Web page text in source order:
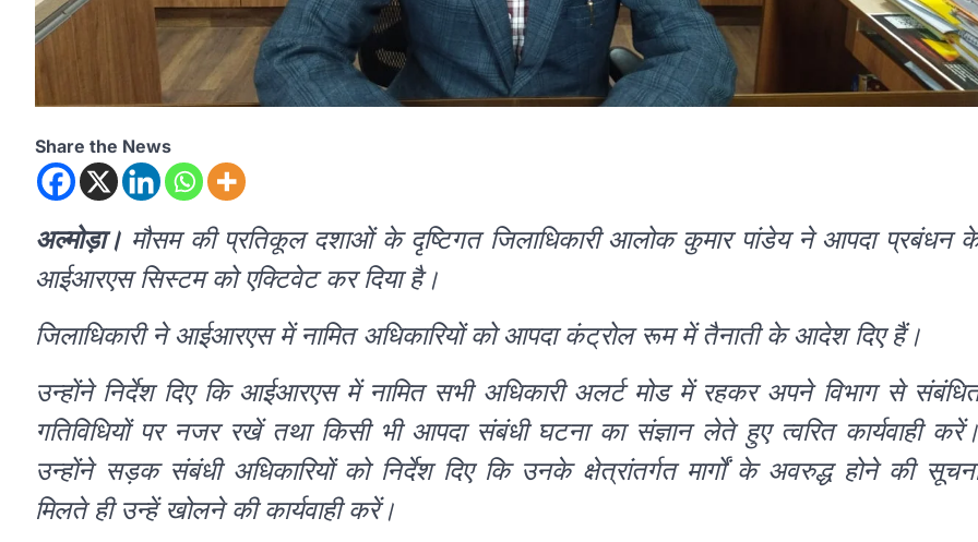
Share the News
अल्मोड़ा। मौसम की प्रतिकूल दशाओं के दृष्टिगत जिलाधिकारी आलोक कुमार पांडेय ने आपदा प्रबंधन
आईआरएस सिस्टम को एक्टिवेट कर दिया है।
जिलाधिकारी ने आईआरएस में नामित अधिकारियों को आपदा कंट्रोल रूम में तैनाती के आदेश दिए हैं।
उन्होंने निर्देश दिए कि आईआरएस में नामित सभी अधिकारी अलर्ट मोड में रहकर अपने विभाग से
गतिविधियों पर नजर रखें तथा किसी भी आपदा संबंधी घटना का संज्ञान लेते हुए त्वरित कार्यवाही करें।
उन्होंने सड़क संबंधी अधिकारियों को निर्देश दिए कि उनके क्षेत्रांतर्गत मार्गों के अवरुद्ध होने की
मिलते ही उन्हें खोलने की कार्यवाही करें।